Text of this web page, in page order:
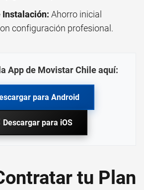
Instalación: Ahorro inicial
configuración profesional.
App de Movistar Chile aquí:
para Android
Descargar para iOS
tu Plan